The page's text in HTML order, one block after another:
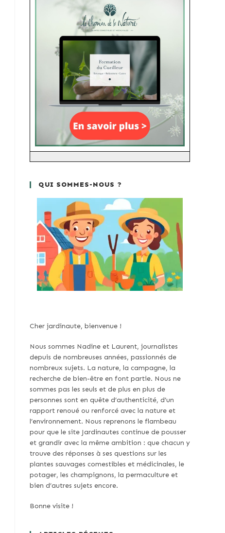
QUI SOMMES-NOUS ?
Cher jardinaute, bienvenue !
Nous sommes Nadine et Laurent, journalistes
depuis de nombreuses années, passionnés de
nombreux sujets. La nature, la campagne, la
recherche de bien-être en font partie. Nous ne
sommes pas les seuls et de plus en plus de
personnes sont en quête d’authenticité, d’un
rapport renoué ou renforcé avec la nature et
l’environnement. Nous reprenons le flambeau
pour que le site Jardinautes continue de pousser
et grandir avec la même ambition : que chacun y
trouve des réponses à ses questions sur les
plantes sauvages comestibles et médicinales, le
potager, les champignons, la permaculture et
bien d’autres sujets encore.
Bonne visite !